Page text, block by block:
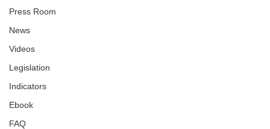
Press Room
News
Videos
Legislation
Indicators
Ebook
FAQ